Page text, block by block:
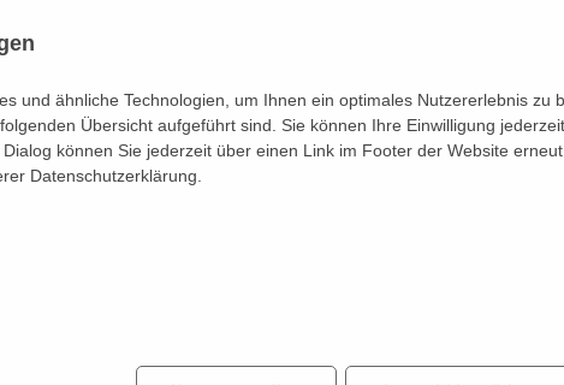
... ZUM NACHHÖREN
und ähnliche Technologien, um Ihnen ein optimales Nutzererlebnis zu
Übersicht aufgeführt sind. Sie können Ihre Einwilligung
können Sie jederzeit über einen Link im Footer der Website
Datenschutzerklärung.